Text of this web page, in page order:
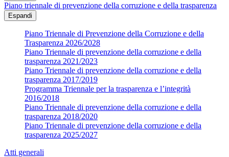
Piano triennale di prevenzione della corruzione e della trasparenza
Espandi
Piano Triennale di Prevenzione della Corruzione e della
Trasparenza 2026/2028
Piano Triennale di prevenzione della corruzione e della
trasparenza 2021/2023
Piano Triennale di prevenzione della corruzione e della
trasparenza 2017/2019
Programma Triennale per la trasparenza e l’integrità
2016/2018
Piano Triennale di prevenzione della corruzione e della
trasparenza 2018/2020
Piano Triennale di prevenzione della corruzione e della
trasparenza 2025/2027
Atti generali